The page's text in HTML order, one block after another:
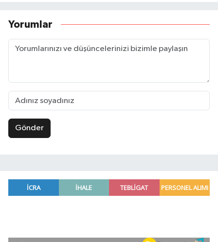
Yorumlar
Gönder